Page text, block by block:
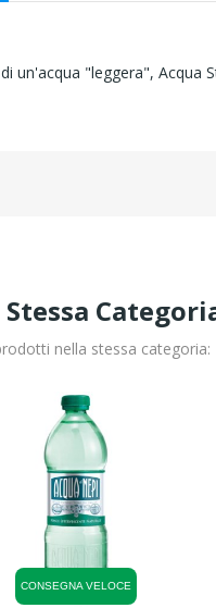
un'acqua "leggera",
nella stessa categoria:
CONSEGNA VELOCE